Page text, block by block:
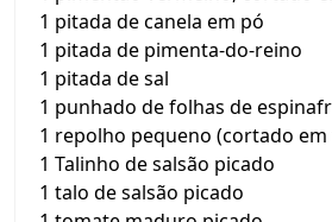
1 pitada de canela em pó
1 pitada de pimenta-do-reino
1 pitada de sal
1 punhado de folhas de
1 repolho pequeno (cortado
1 Talinho de salsão picado
1 talo de salsão picado